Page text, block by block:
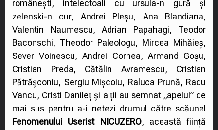
românești, intelectoali cu ursula-n gură și
zelenski-n cur, Andrei Pleșu, Ana Blandiana,
Valentin Naumescu, Adrian Papahagi, Teodor
Baconschi, Theodor Paleologu, Mircea Mihăieș,
Sever Voinescu, Andrei Cornea, Armand Goșu,
Cristian Preda, Cătălin Avramescu, Cristian
Pătrășconiu, Sergiu Mișcoiu, Raluca Prună, Radu
Vancu, Cristi Danileț și alții au semnat „apelul” de
mai sus pentru a-i netezi drumul către scăunel
Fenomenului Userist NICUZERO, această ființă